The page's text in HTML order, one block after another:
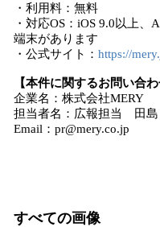
・利用料：無料
・対応OS：iOS 9.0以上
端末があります
・公式サイト： https://
【本件に関するお問い合わ
企業名：株式会社MERY
担当者名：広報担当 田島
Email：pr@mery.co.jp
すべての画像